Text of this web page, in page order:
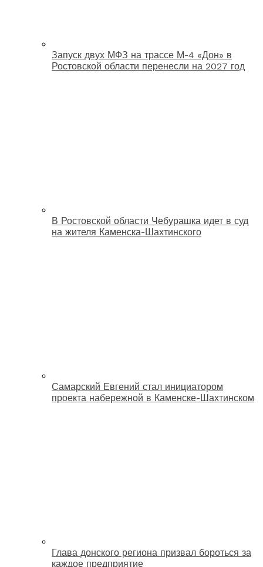
Запуск двух МФЗ на трассе М-4 «Дон» в
Ростовской области перенесли на 2027 год
В Ростовской области Чебурашка идет в суд
на жителя Каменска-Шахтинского
Самарский Евгений стал инициатором
проекта набережной в Каменске-Шахтинском
Глава донского региона призвал бороться за
каждое предприятие